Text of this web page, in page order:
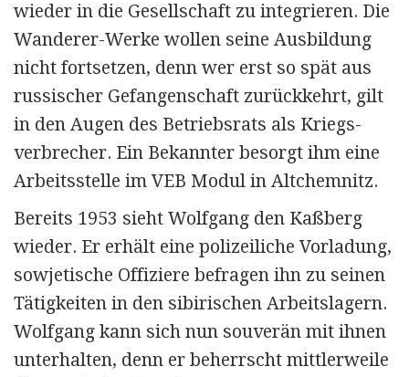
wieder in die Gesellschaft zu integrieren. Die
Wanderer-Werke wollen seine Ausbildung
nicht fortsetzen, denn wer erst so spät aus
russischer Gefangenschaft zurückkehrt, gilt
in den Augen des Betriebsrats als Kriegs­
verbrecher. Ein Bekannter besorgt ihm eine
Arbeitsstelle im VEB Modul in Altchemnitz.
Bereits 1953 sieht Wolfgang den Kaßberg
wieder. Er erhält eine polizeiliche Vorladung,
sowjetische Offiziere befragen ihn zu seinen
Tätigkeiten in den sibirischen Arbeitslagern.
Wolfgang kann sich nun souverän mit ihnen
unterhalten, denn er beherrscht mittlerweile